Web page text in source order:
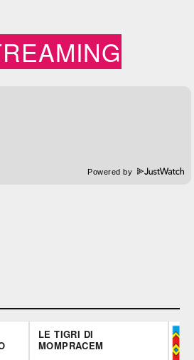
Powered by
LE TIGRI DI
MOMPRACEM